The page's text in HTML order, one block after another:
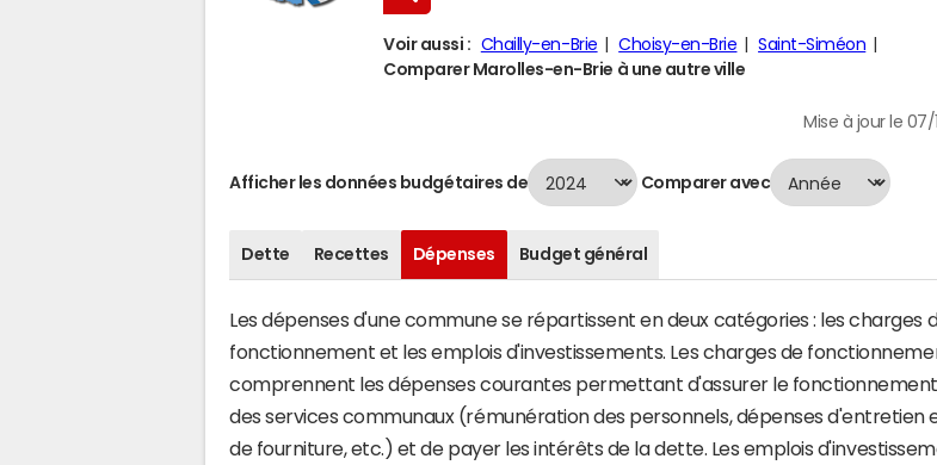
Voir aussi : Chailly-en-Brie Choisy-en-Brie
Saint-Siméon
Comparer Marolles-en-Brie à une autre ville
Mise à jour le 07/
Afficher les données budgétaires de Comparer avec
Dette Recettes Dépenses Budget général
Les dépenses d'une commune se répartissent en deux catégories : les charges
fonctionnement et les emplois d'investissements. Les charges de
comprennent les dépenses courantes permettant d'assurer le fonctionnement
des services communaux (rémunération des personnels, dépenses d'entretien
de fourniture, etc.) et de payer les intérêts de la dette. Les emplois